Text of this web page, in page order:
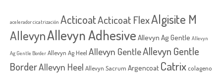
acelerador cicatrización ActicoatActicoat FlexAlgisite M
AllevynAllevyn Adhesive Allevyn Ag Gentle Allevyn
Ag Gentle Border Allevyn Ag Heel Allevyn GentleAllevyn Gentle
BorderAllevyn Heel Allevyn Sacrum Argencoat Catrix colageno